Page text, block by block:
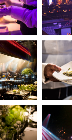
הגלריה
בחלון
פופאפ
לחצו
לפתיחת
הגלריה
בחלון
פופאפ
לחצו
לפתיחת
הגלריה